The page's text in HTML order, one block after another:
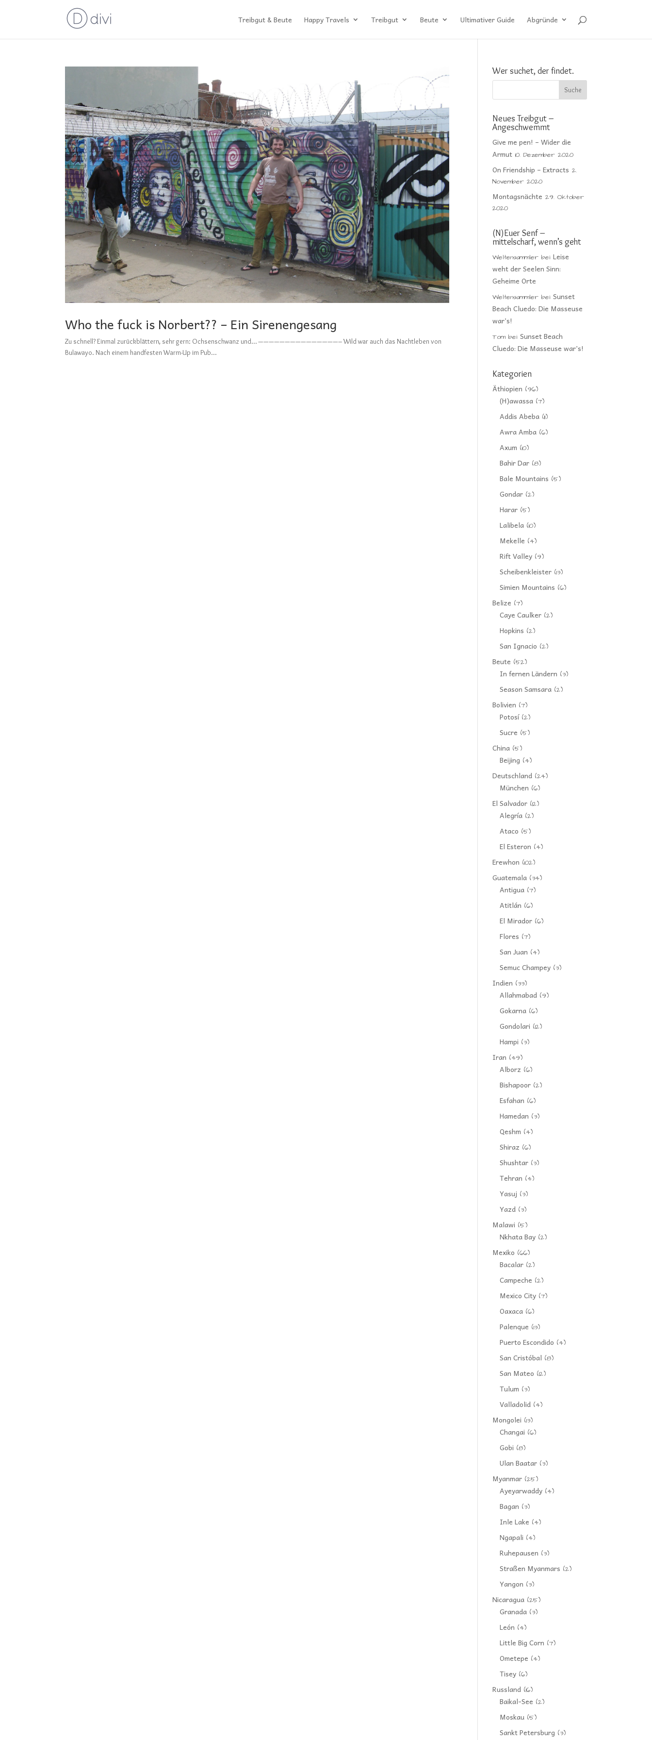
Treibgut & Beute Happy Travels Treibgut Beute Ultimativer Guide Abgründe
Who the fuck is Norbert?? – Ein Sirenengesang
Zu schnell? Einmal zurückblättern, sehr gern: Ochsenschwanz und… ———————————————– Wild war auch das Nachtleben von
Bulawayo. Nach einem handfesten Warm-Up im Pub...
Wer suchet, der findet.
Neues Treibgut –
Angeschwemmt
Give me pen! – Wider die
Armut 10. Dezember 2020
On Friendship – Extracts 2.
November 2020
Montagsnächte 29. Oktober
2020
(N)Euer Senf –
mittelscharf, wenn’s geht
Weltensammler beiLeise
weht der Seelen Sinn:
Geheime Orte
Weltensammler beiSunset
Beach Cluedo: Die Masseuse
war’s!
Tom beiSunset Beach
Cluedo: Die Masseuse war’s!
Kategorien
Äthiopien (96)
(H)awassa (7)
Addis Abeba (11)
Awra Amba (6)
Axum (10)
Bahir Dar (8)
Bale Mountains (5)
Gondar (2)
Harar (5)
Lalibela (10)
Mekelle (4)
Rift Valley (9)
Scheibenkleister (13)
Simien Mountains (6)
Belize (7)
Caye Caulker (2)
Hopkins (2)
San Ignacio (2)
Beute (52)
In fernen Ländern (3)
Season Samsara (2)
Bolivien (7)
Potosí(2)
Sucre (5)
China (5)
Beijing (4)
Deutschland (24)
München (6)
El Salvador (12)
Alegría (2)
Ataco (5)
El Esteron (4)
Erewhon (102)
Guatemala (34)
Antigua (7)
Atitlán (6)
El Mirador (6)
Flores (7)
San Juan (4)
Semuc Champey (3)
Indien (33)
Allahmabad (9)
Gokarna (6)
Gondolari (12)
Hampi (3)
Iran (49)
Alborz (6)
Bishapoor (2)
Esfahan (6)
Hamedan (3)
Qeshm (4)
Shiraz (6)
Shushtar (3)
Tehran (4)
Yasuj (3)
Yazd (3)
Malawi (5)
Nkhata Bay (2)
Mexiko (66)
Bacalar (2)
Campeche (2)
Mexico City (7)
Oaxaca (6)
Palenque (13)
Puerto Escondido (4)
San Cristóbal (8)
San Mateo (12)
Tulum (3)
Valladolid (4)
Mongolei (13)
Changai (6)
Gobi (8)
Ulan Baatar (3)
Myanmar (25)
Ayeyarwaddy (4)
Bagan (3)
Inle Lake (4)
Ngapali (4)
Ruhepausen (3)
Straßen Myanmars (2)
Yangon (3)
Nicaragua (25)
Granada (3)
León (4)
Little Big Corn (7)
Ometepe (4)
Tisey (6)
Russland (16)
Baikal-See (2)
Moskau (5)
Sankt Petersburg (3)